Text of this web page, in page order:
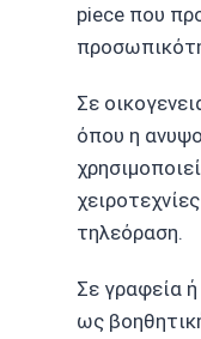
piece που
Σε
όπου η
τηλεόραση.
Σε γραφεία
ως